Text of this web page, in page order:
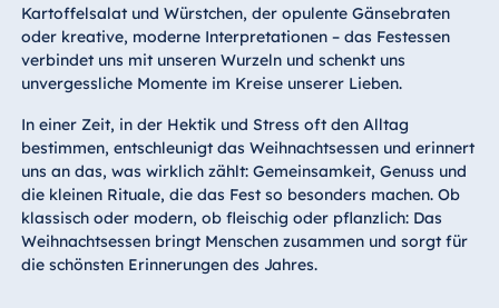
Kartoffelsalat und Würstchen, der opulente Gänsebraten
oder kreative, moderne Interpretationen – das Festessen
verbindet uns mit unseren Wurzeln und schenkt uns
unvergessliche Momente im Kreise unserer Lieben.
In einer Zeit, in der Hektik und Stress oft den Alltag
bestimmen, entschleunigt das Weihnachtsessen und erinnert
uns an das, was wirklich zählt: Gemeinsamkeit, Genuss und
die kleinen Rituale, die das Fest so besonders machen. Ob
klassisch oder modern, ob fleischig oder pflanzlich: Das
Weihnachtsessen bringt Menschen zusammen und sorgt für
die schönsten Erinnerungen des Jahres.